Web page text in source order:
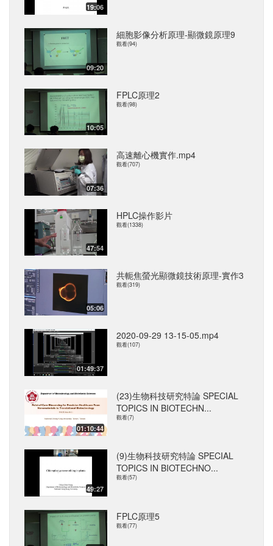
19:06
09:20
細胞影像分析原理-顯微鏡原理9
觀看(94)
10:05
FPLC原理2
觀看(98)
07:36
高速離心機實作.mp4
觀看(707)
47:54
HPLC操作影片
觀看(1338)
05:06
共軛焦螢光顯微鏡技術原理-實作3
觀看(319)
01:49:37
2020-09-29 13-15-05.mp4
觀看(107)
01:10:44
(23)生物科技研究特論 SPECIAL
TOPICS IN BIOTECHN...
觀看(7)
49:27
(9)生物科技研究特論 SPECIAL
TOPICS IN BIOTECHNO...
觀看(57)
FPLC原理5
觀看(77)